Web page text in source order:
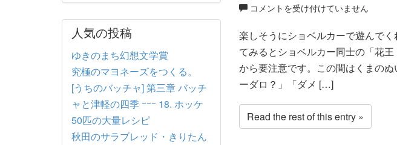
コメントを受け付けていません
楽しそうにショベルカーで遊んで
てみるとショベルカー同士の「花
から要注意です。この間はくまの
ーダロ？」「ダメ […]
Read the rest of this entry »
人気の投稿
ゆきのまち幻想文学賞
究極のマヨネーズをつくる。
[うちのバッチャ] 第三章 バッチ
ャと津軽の四季 ｰｰｰ 18. ホッケ
50匹の大量レシピ
秋田のサラブレッド・きりたん